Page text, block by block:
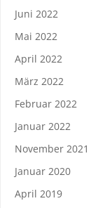
Juni 2022
Mai 2022
April 2022
März 2022
Februar 2022
Januar 2022
November 2021
Januar 2020
April 2019